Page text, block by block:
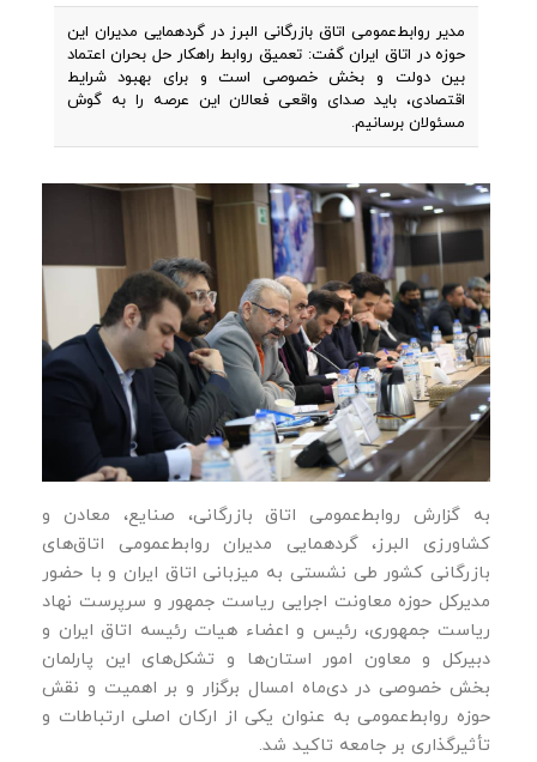
مدیر روابط‌عمومی اتاق بازرگانی البرز در گردهمایی مدیران این
حوزه در اتاق ایران گفت: تعمیق روابط راهکار حل بحران اعتماد
بین دولت و بخش خصوصی است و برای بهبود شرایط
اقتصادی، باید صدای واقعی فعالان این عرصه را به گوش
مسئولان برسانیم.
به گزارش روابط‌عمومی اتاق بازرگانی، صنایع، معادن و
کشاورزی البرز، گردهمایی مدیران روابط‌عمومی اتاق‌های
بازرگانی کشور طی نشستی به میزبانی اتاق ایران و با حضور
مدیرکل حوزه معاونت اجرایی ریاست جمهور و سرپرست نهاد
ریاست جمهوری، رئیس و اعضاء هیات رئیسه اتاق ایران و
دبیرکل و معاون امور استان‌ها و تشکل‌های این پارلمان
بخش خصوصی در دی‌ماه امسال برگزار و بر اهمیت و نقش
حوزه روابط‌عمومی به‌ عنوان یکی از ارکان اصلی ارتباطات و
تأثیرگذاری بر جامعه تاکید شد.